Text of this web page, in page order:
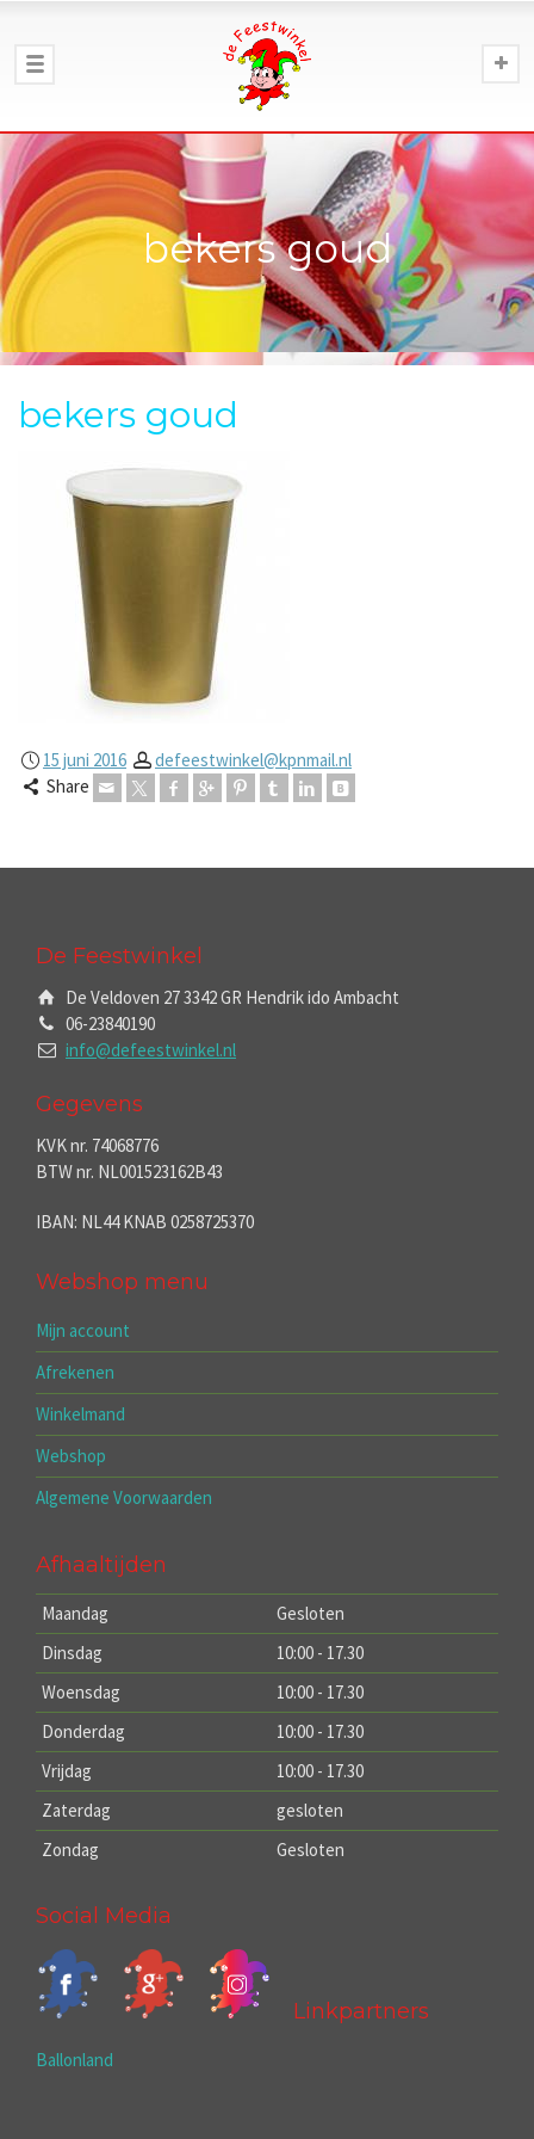
bekers goud
bekers goud
15 juni 2016
defeestwinkel@kpnmail.nl
Share
De Feestwinkel
De Veldoven 27 3342 GR Hendrik ido Ambacht
06-23840190
info@defeestwinkel.nl
Gegevens
KVK nr. 74068776
BTW nr. NL001523162B43
IBAN: NL44 KNAB 0258725370
Webshop menu
Mijn account
Afrekenen
Winkelmand
Webshop
Algemene Voorwaarden
Afhaaltijden
Maandag
Gesloten
Dinsdag
10:00 - 17.30
Woensdag
10:00 - 17.30
Donderdag
10:00 - 17.30
Vrijdag
10:00 - 17.30
Zaterdag
gesloten
Zondag
Gesloten
Social Media
Linkpartners
Ballonland